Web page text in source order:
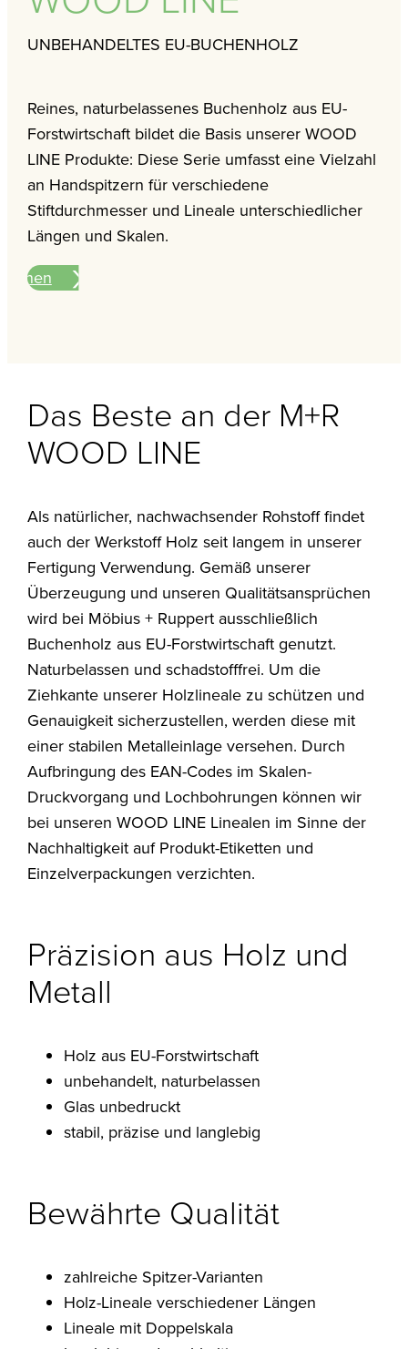
UNBEHANDELTES EU-BUCHENHOLZ
Reines, naturbelassenes Buchenholz aus EU-
Forstwirtschaft bildet die Basis unserer WOOD
LINE Produkte: Diese Serie umfasst eine Vielzahl
an Handspitzern für verschiedene
Stiftdurchmesser und Lineale unterschiedlicher
Längen und Skalen.
Das Beste an der M+R
WOOD LINE
Als natürlicher, nachwachsender Rohstoff findet
auch der Werkstoff Holz seit langem in unserer
Fertigung Verwendung. Gemäß unserer
Überzeugung und unseren Qualitätsansprüchen
wird bei Möbius + Ruppert ausschließlich
Buchenholz aus EU-Forstwirtschaft genutzt.
Naturbelassen und schadstofffrei. Um die
Ziehkante unserer Holzlineale zu schützen und
Genauigkeit sicherzustellen, werden diese mit
einer stabilen Metalleinlage versehen. Durch
Aufbringung des EAN-Codes im Skalen-
Druckvorgang und Lochbohrungen können wir
bei unseren WOOD LINE Linealen im Sinne der
Nachhaltigkeit auf Produkt-Etiketten und
Einzelverpackungen verzichten.
Präzision aus Holz und
Metall
Holz aus EU-Forstwirtschaft
unbehandelt, naturbelassen
Glas unbedruckt
stabil, präzise und langlebig
Bewährte Qualität
zahlreiche Spitzer-Varianten
Holz-Lineale verschiedener Längen
Lineale mit Doppelskala